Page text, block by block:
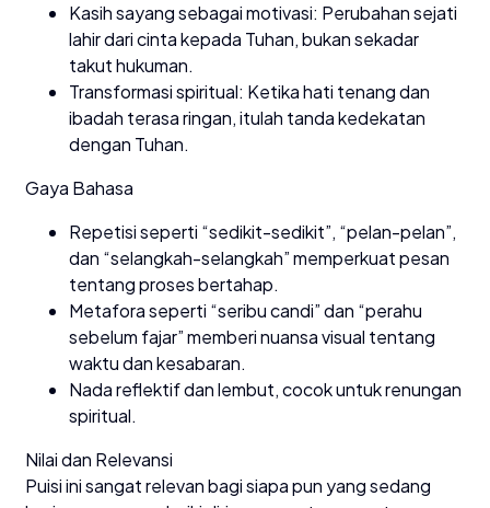
Kasih sayang sebagai motivasi: Perubahan sejati
lahir dari cinta kepada Tuhan, bukan sekadar
takut hukuman.
Transformasi spiritual: Ketika hati tenang dan
ibadah terasa ringan, itulah tanda kedekatan
dengan Tuhan.
Gaya Bahasa
Repetisi seperti “sedikit-sedikit”, “pelan-pelan”,
dan “selangkah-selangkah” memperkuat pesan
tentang proses bertahap.
Metafora seperti “seribu candi” dan “perahu
sebelum fajar” memberi nuansa visual tentang
waktu dan kesabaran.
Nada reflektif dan lembut, cocok untuk renungan
spiritual.
Nilai dan Relevansi
Puisi ini sangat relevan bagi siapa pun yang sedang